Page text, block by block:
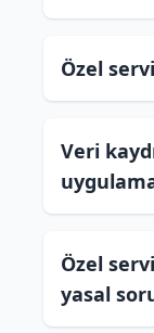
Özel
Veri
Özel
yasal